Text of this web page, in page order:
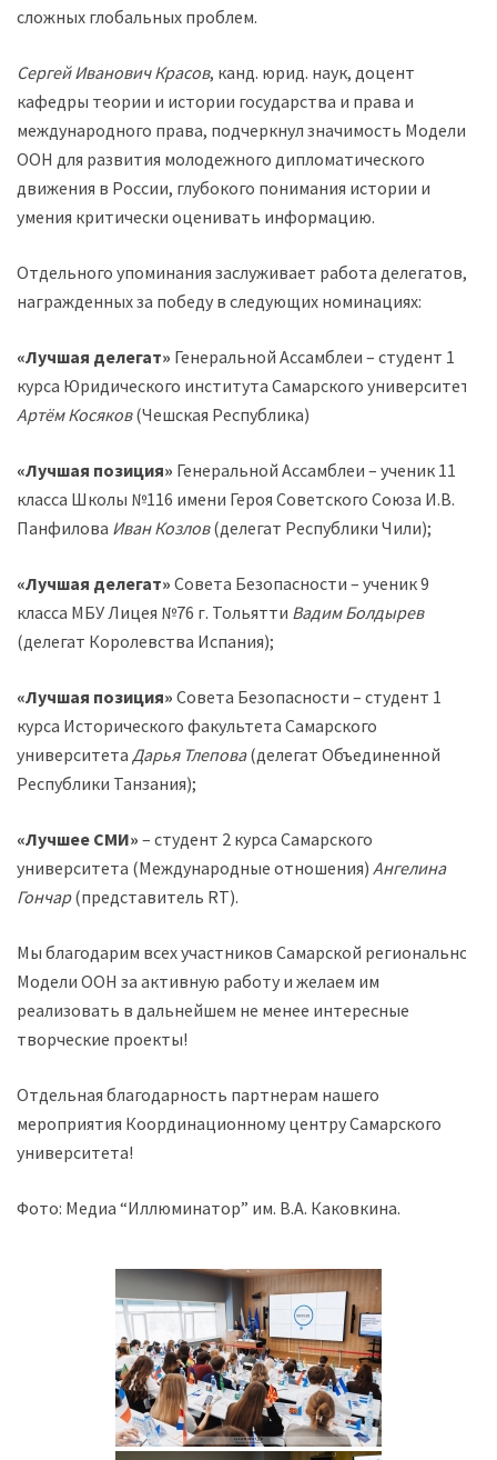
сложных глобальных проблем.
Сергей Иванович Красов, канд. юрид. наук, доцент
кафедры теории и истории государства и права и
международного права, подчеркнул значимость Модели
ООН для развития молодежного дипломатического
движения в России, глубокого понимания истории и
умения критически оценивать информацию.
Отдельного упоминания заслуживает работа делегатов,
награжденных за победу в следующих номинациях:
«Лучшая делегат» Генеральной Ассамблеи – студент 1
курса Юридического института Самарского университет
Артём Косяков(Чешская Республика)
«Лучшая позиция» Генеральной Ассамблеи – ученик 11
класса Школы №116 имени Героя Советского Союза И.В.
Панфилова Иван Козлов(делегат Республики Чили);
«Лучшая делегат» Совета Безопасности – ученик 9
класса МБУ Лицея №76 г. Тольятти Вадим Болдырев
(делегат Королевства Испания);
«Лучшая позиция» Совета Безопасности – студент 1
курса Исторического факультета Самарского
университета Дарья Тлепова(делегат Объединенной
Республики Танзания);
«Лучшее СМИ» – студент 2 курса Самарского
университета (Международные отношения) Ангелина
Гончар(представитель RT).
Мы благодарим всех участников Самарской региональной
Модели ООН за активную работу и желаем им
реализовать в дальнейшем не менее интересные
творческие проекты!
Отдельная благодарность партнерам нашего
мероприятия Координационному центру Самарского
университета!
Фото: Медиа “Иллюминатор” им. В.А. Каковкина.